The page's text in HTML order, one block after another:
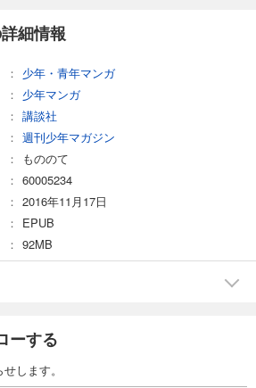
細情報
少年・青年マンガ
少年マンガ
講談社
週刊少年マガジン
もののて
60005234
2016年11月17日
EPUB
92MB
ーする
します。